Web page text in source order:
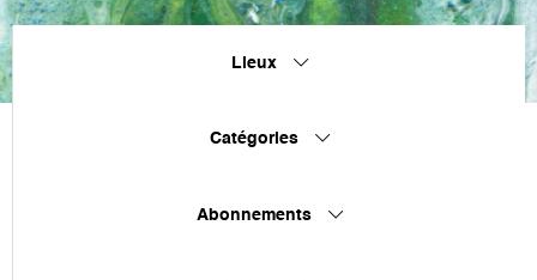
Lieux
Catégories
Abonnements